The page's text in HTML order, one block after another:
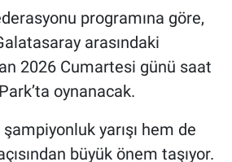
programına göre,
arasındaki
2026 Cumartesi günü saat
oynanacak.
yarışı hem de
büyük önem taşıyor.